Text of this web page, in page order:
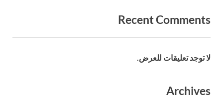
Recent Comments
لا توجد تعليقات للعرض.
Archives